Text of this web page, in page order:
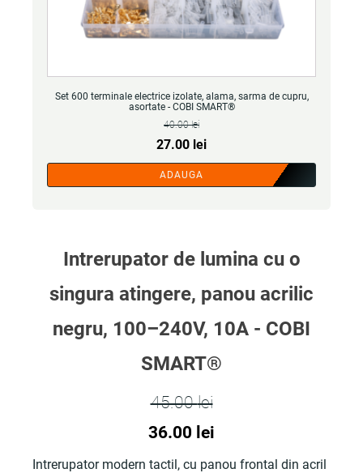
Set 600 terminale electrice izolate, alama, sarma de cupru,
asortate - COBI SMART®
40.00lei
Prețul
inițial
a
27.00 leiPrețul
curent
este:
ADAUGA
Intrerupator de lumina cu o
singura atingere, panou acrilic
negru, 100–240V, 10A - COBI
SMART®
45.00lei
Prețul
inițial
36.00 lei
curent
Intrerupator modern tactil, cu panou frontal din acril